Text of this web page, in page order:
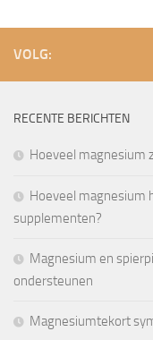
VOLG:
RECENTE BERICHTEN
Hoeveel magnesium
Hoeveel magnesium
supplementen?
Magnesium en
ondersteunen
Magnesiumtekort